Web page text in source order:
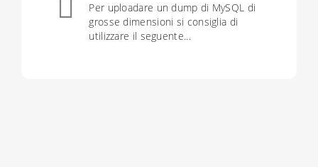
Per uploadare un dump di MySQL di
grosse dimensioni si consiglia di
utilizzare il seguente...